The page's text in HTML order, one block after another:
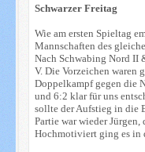
Schwarzer Freitag
Wie am ersten Spieltag
Mannschaften des
Nach Schwabing Nord II
V. Die Vorzeichen waren
Doppelkampf gegen die
und 6:2 klar für uns
sollte der Aufstieg in die
Partie war wieder
Hochmotiviert ging es in